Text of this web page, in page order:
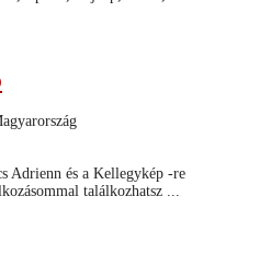
Adrienn és a Kellegykép -re
találkozhatsz ...